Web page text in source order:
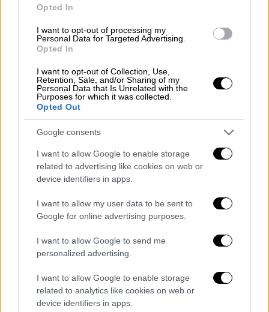
Opted In
I want to opt-out of processing my
Personal Data for Targeted Advertising.
Opted In
I want to opt-out of Collection, Use,
Retention, Sale, and/or Sharing of my
Personal Data that Is Unrelated with the
Purposes for which it was collected.
Opted Out
Google consents
I want to allow Google to enable storage
related to advertising like cookies on web or
device identifiers in apps.
I want to allow my user data to be sent to
Google for online advertising purposes.
I want to allow Google to send me
personalized advertising.
I want to allow Google to enable storage
related to analytics like cookies on web or
device identifiers in apps.
Γιατί η ΚΕΔΕ αρνείται την ευθύνη
Σύμφωνα με την
παρουσιάστηκαν προβλήματα, είναι γιατί
Δήμοι δεν είχαν έγκαιρα ενημερωθεί και
προετοιμαστεί για τη διαχείριση ενός τόσο
σημαντικού προβλήματος από το Κεντρικό
Κράτος. «Το Υπουργείο Περιβάλλοντος
αποφάσισε να εφαρμόσει ένα σωστό κατά
την άποψη μας πλαίσιο για την πυρασφάλεια,
χωρίς όμως να έχει διαβουλευθεί
προηγουμένως με τους δήμους που θα
έκαναν τη δύσκολη δουλειά. Κανένας δεν
ενδιαφέρθηκε πραγματικά να υπάρξει
έγκαιρα ένας ενιαίος σχεδιασμός και
συντονισμός μεταξύ των εμπλεκόμενων
φορέων του Κράτους. Και για το έλλειμμα
ενημέρωσης και συνεννόησης, σίγουρα δεν
ευθύνεται η αυτοδιοίκηση».